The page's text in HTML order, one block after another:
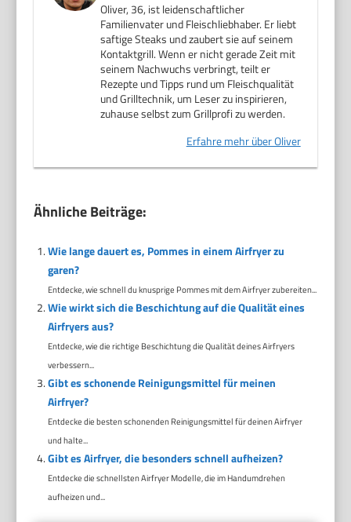
Oliver, 36, ist leidenschaftlicher
Familienvater und Fleischliebhaber. Er liebt
saftige Steaks und zaubert sie auf seinem
Kontaktgrill. Wenn er nicht gerade Zeit mit
seinem Nachwuchs verbringt, teilt er
Rezepte und Tipps rund um Fleischqualität
und Grilltechnik, um Leser zu inspirieren,
zuhause selbst zum Grillprofi zu werden.
Erfahre mehr über Oliver
Ähnliche Beiträge:
Wie lange dauert es, Pommes in einem Airfryer zu
garen?
Entdecke, wie schnell du knusprige Pommes mit dem Airfryer zubereiten...
Wie wirkt sich die Beschichtung auf die Qualität eines
Airfryers aus?
Entdecke, wie die richtige Beschichtung die Qualität deines Airfryers
verbessern...
Gibt es schonende Reinigungsmittel für meinen
Airfryer?
Entdecke die besten schonenden Reinigungsmittel für deinen Airfryer
und halte...
Gibt es Airfryer, die besonders schnell aufheizen?
Entdecke die schnellsten Airfryer Modelle, die im Handumdrehen
aufheizen und...